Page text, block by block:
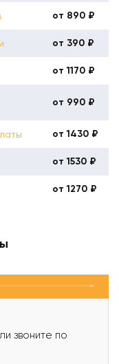
от 890 ₽
от 390 ₽
от 1170 ₽
от 990 ₽
от 1430 ₽
от 1530 ₽
от 1270 ₽
звоните по